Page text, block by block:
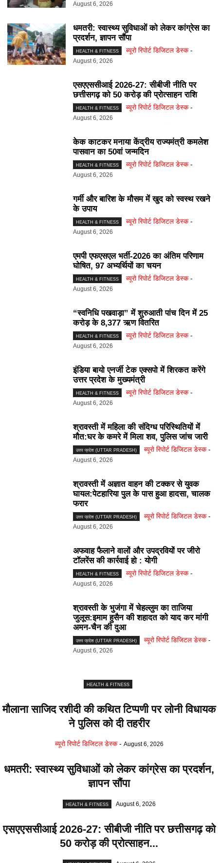
August 6, 2026
धमतरी: स्वास्थ्य सुविधाओं को लेकर कांग्रेस का
प्रदर्शन, ज्ञापन सौंपा
HEALTH & FITNESS ब्यूरो रिपोर्ट डिजिटल डेस्क -
August 6, 2026
एसएएससीआई 2026-27: सीबीजी नीति पर
छत्तीसगढ़ को 50 करोड़ की प्रोत्साहन राशि
HEALTH & FITNESS ब्यूरो रिपोर्ट डिजिटल डेस्क -
August 6, 2026
केक काटकर मनाया केंद्रीय राज्यमंत्री कमलेश
पासवान का 50वां जन्मदिन
HEALTH & FITNESS ब्यूरो रिपोर्ट डिजिटल डेस्क -
August 6, 2026
गर्मी और बारिश के मौसम में खुद को स्वस्थ रखने
के उपाय
HEALTH & FITNESS ब्यूरो रिपोर्ट डिजिटल डेस्क -
August 6, 2026
एमपी एफएसएल भर्ती-2026 का अंतिम परिणाम
घोषित, 97 अभ्यर्थियों का चयन
HEALTH & FITNESS ब्यूरो रिपोर्ट डिजिटल डेस्क -
August 6, 2026
“स्वनिधि पखवाड़ा” में शुरुआती पांच दिन में 25
करोड़ के 8,377 ऋण वितरित
HEALTH & FITNESS ब्यूरो रिपोर्ट डिजिटल डेस्क -
August 6, 2026
इंडिया बायो एनर्जी टेक एक्सपो में शिरकत करेंगे
उत्तर प्रदेश के मुख्यमंत्री
HEALTH & FITNESS ब्यूरो रिपोर्ट डिजिटल डेस्क -
August 6, 2026
श्रावस्ती में महिला की संदिग्ध परिस्थितियों में
मौत:घर के कमरे में मिला शव, पुलिस जांच जारी
उत्तर प्रदेश (UTTAR PRADESH) ब्यूरो रिपोर्ट डिजिटल डेस्क -
August 6, 2026
श्रावस्ती में अज्ञात वाहन की टक्कर से युवक
घायल:पेटहारिया पुल के पास हुआ हादसा, चालक
फरार
उत्तर प्रदेश (UTTAR PRADESH) ब्यूरो रिपोर्ट डिजिटल डेस्क -
August 6, 2026
अफवाह फैलाने वालों और उपद्रवियों पर जीरो
टॉलरेंस की कार्रवाई हो : योगी
HEALTH & FITNESS ब्यूरो रिपोर्ट डिजिटल डेस्क -
August 6, 2026
श्रावस्ती के भुजंगा में चेहल्लुम का ताजिया
जुलूस:इमाम हुसैन की शहादत को याद कर मांगी
अमन-चैन की दुआ
उत्तर प्रदेश (UTTAR PRADESH) ब्यूरो रिपोर्ट डिजिटल डेस्क -
August 6, 2026
HEALTH & FITNESS
मौलाना साजिद रशीदी की कथित टिप्पणी पर लोनी विधायक
ने पुलिस काे दी तहरीर
ब्यूरो रिपोर्ट डिजिटल डेस्क - August 6, 2026
धमतरी: स्वास्थ्य सुविधाओं को लेकर कांग्रेस का प्रदर्शन,
ज्ञापन सौंपा
HEALTH & FITNESS August 6, 2026
एसएएससीआई 2026-27: सीबीजी नीति पर छत्तीसगढ़ को
50 करोड़ की प्रोत्साहन...